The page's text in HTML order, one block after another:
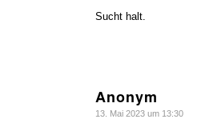
Sucht halt.
Anonym
sagte:
13. Mai 2023 um 13:30